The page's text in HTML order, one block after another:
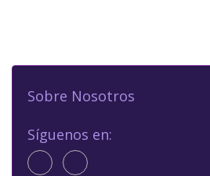
Sobre Nosotros
Síguenos en: